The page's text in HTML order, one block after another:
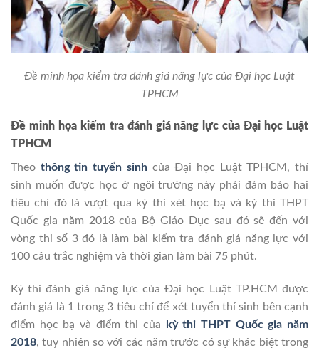
Đề minh họa kiểm tra đánh giá năng lực của Đại học Luật
TPHCM
Đề minh họa kiểm tra đánh giá năng lực của Đại học Luật
TPHCM
Theo thông tin tuyển sinhcủa Đại học Luật TPHCM, thí
sinh muốn được học ở ngôi trường này phải đảm bảo hai
tiêu chí đó là vượt qua kỳ thi xét học bạ và kỳ thi THPT
Quốc gia năm 2018 của Bộ Giáo Dục sau đó sẽ đến với
vòng thi số 3 đó là làm bài kiểm tra đánh giá năng lực với
100 câu trắc nghiệm và thời gian làm bài 75 phút.
Kỳ thi đánh giá năng lực của Đại học Luật TP.HCM được
đánh giá là 1 trong 3 tiêu chí để xét tuyển thí sinh bên cạnh
điểm học bạ và điểm thi của
kỳ thi THPT Quốc gia năm
2018, tuy nhiên so với các năm trước có sự khác biệt trong